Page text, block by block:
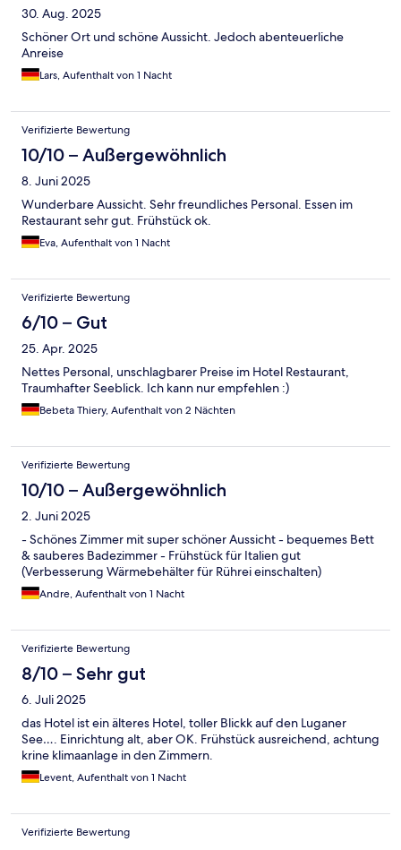
30. Aug. 2025
Schöner Ort und schöne Aussicht. Jedoch abenteuerliche
Anreise
Lars, Aufenthalt von 1 Nacht
Verifizierte Bewertung
10/10 – Außergewöhnlich
8. Juni 2025
Wunderbare Aussicht. Sehr freundliches Personal. Essen im
Restaurant sehr gut. Frühstück ok.
Eva, Aufenthalt von 1 Nacht
Verifizierte Bewertung
6/10 – Gut
25. Apr. 2025
Nettes Personal, unschlagbarer Preise im Hotel Restaurant,
Traumhafter Seeblick. Ich kann nur empfehlen :)
Bebeta Thiery, Aufenthalt von 2 Nächten
Verifizierte Bewertung
10/10 – Außergewöhnlich
2. Juni 2025
- Schönes Zimmer mit super schöner Aussicht - bequemes Bett
& sauberes Badezimmer - Frühstück für Italien gut
(Verbesserung Wärmebehälter für Rührei einschalten)
Andre, Aufenthalt von 1 Nacht
Verifizierte Bewertung
8/10 – Sehr gut
6. Juli 2025
das Hotel ist ein älteres Hotel, toller Blickk auf den Luganer
See…. Einrichtung alt, aber OK. Frühstück ausreichend, achtung
krine klimaanlage in den Zimmern.
Levent, Aufenthalt von 1 Nacht
Verifizierte Bewertung